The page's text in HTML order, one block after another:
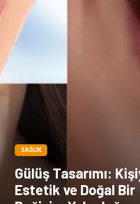
SAĞLIK
Gülüş Tasarımı:
Estetik ve Doğal Bir